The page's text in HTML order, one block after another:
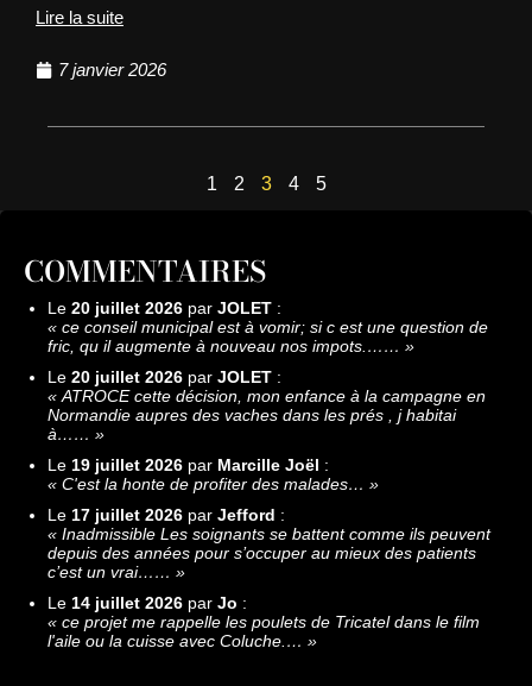
Lire la suite
7 janvier 2026
1 2 3 4 5
COMMENTAIRES
Le 20 juillet 2026 par JOLET :
« ce conseil municipal est à vomir; si c est une question de
fric, qu il augmente à nouveau nos impots.…… »
Le 20 juillet 2026 par JOLET :
« ATROCE cette décision, mon enfance à la campagne en
Normandie aupres des vaches dans les prés , j habitai
à…… »
Le 19 juillet 2026 par Marcille Joël :
« C'est la honte de profiter des malades… »
Le 17 juillet 2026 par Jefford :
« Inadmissible Les soignants se battent comme ils peuvent
depuis des années pour s’occuper au mieux des patients
c’est un vrai…… »
Le 14 juillet 2026 par Jo :
« ce projet me rappelle les poulets de Tricatel dans le film
l'aile ou la cuisse avec Coluche.… »